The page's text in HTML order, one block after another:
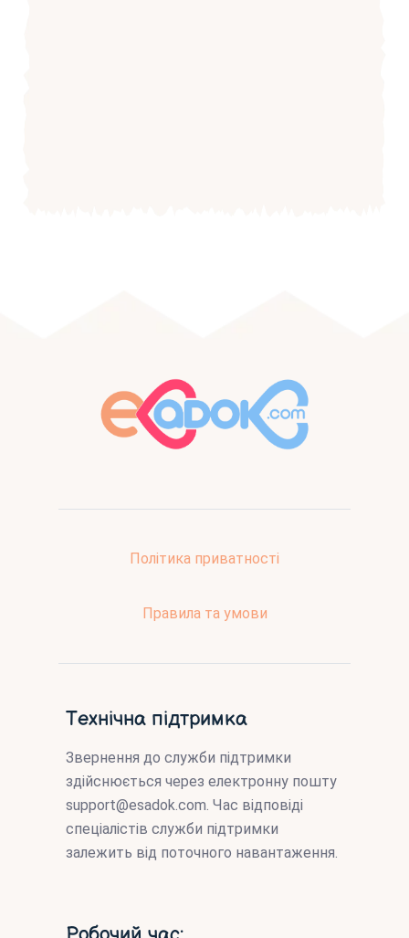
Політика приватності
Правила та умови
Технічна підтримка
Звернення до служби підтримки
здійснюється через електронну пошту
support@esadok.com. Час відповіді
спеціалістів служби підтримки
залежить від поточного навантаження.